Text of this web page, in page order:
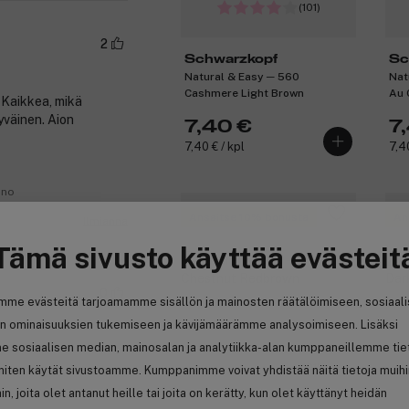
sivusto käyttää
evästeitä tarjoamamme sisällön ja mainosten räätälöimiseen,
ominaisuuksien tukemiseen ja kävijämäärämme analysoimiseen. Lisäksi
sosiaalisen median, mainosalan ja analytiikka-alan kumppaneillemme
käytät sivustoamme. Kumppanimme voivat yhdistää näitä tietoja
joita olet antanut heille tai joita on kerätty, kun olet käyttänyt heidän
(101)
Schwarzkopf
Natural & Easy ─ 560
Cashmere Light Brown
7,40 €
7,40 € / kpl
Au
(101)
2
mikä
Aion